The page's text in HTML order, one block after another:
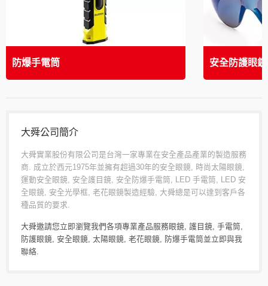
防爆手電筒 安全防護眼鏡
大舜公司簡介
大舜實業股份有限公司是台灣一家專業在安全產品產業的製造服務
商. 成立於西元1975年並擁有超過30年的安全眼鏡, 時尚太陽眼鏡,
運動安全眼鏡, 安全護目鏡, 安全防爆手電筒, LED 手電筒, LED 安
全眼鏡, 安全光學框, 老花眼鏡製造經驗, 大舜總是可以達到客戶各
種品質的要求.
大舜邀請您立即瀏覽我們各項專業產品服務眼鏡, 護目鏡, 手電筒,
防護眼鏡, 安全眼鏡, 太陽眼鏡, 老花眼鏡, 防爆手電筒並立即與我
聯絡.